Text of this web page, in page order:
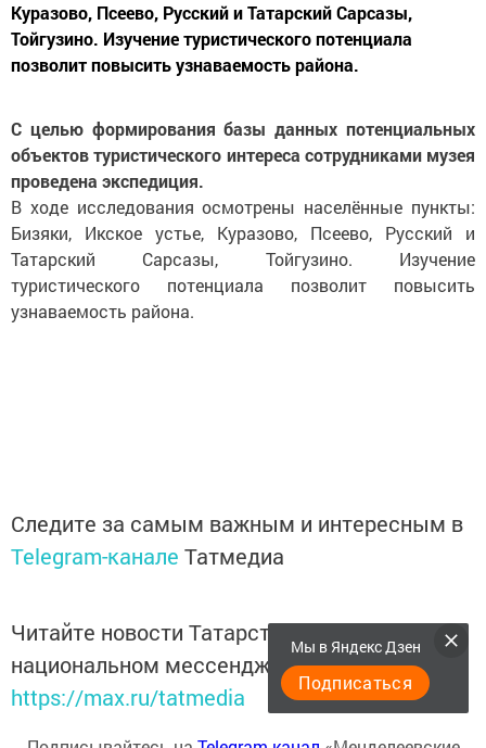
Куразово, Псеево, Русский и Татарский Сарсазы,
Тойгузино. Изучение туристического потенциала
позволит повысить узнаваемость района.
С целью формирования базы данных потенциальных
объектов туристического интереса сотрудниками музея
проведена экспедиция.
В ходе исследования осмотрены населённые пункты:
Бизяки, Икское устье, Куразово, Псеево, Русский и
Татарский Сарсазы, Тойгузино. Изучение
туристического потенциала позволит повысить
узнаваемость района.
Следите за самым важным и интересным в
Telegram-канале Татмедиа
Читайте новости Татарстана в
национальном мессенджере MАХ:
https://max.ru/tatmedia
Мы в Яндекс Дзен
Подписаться